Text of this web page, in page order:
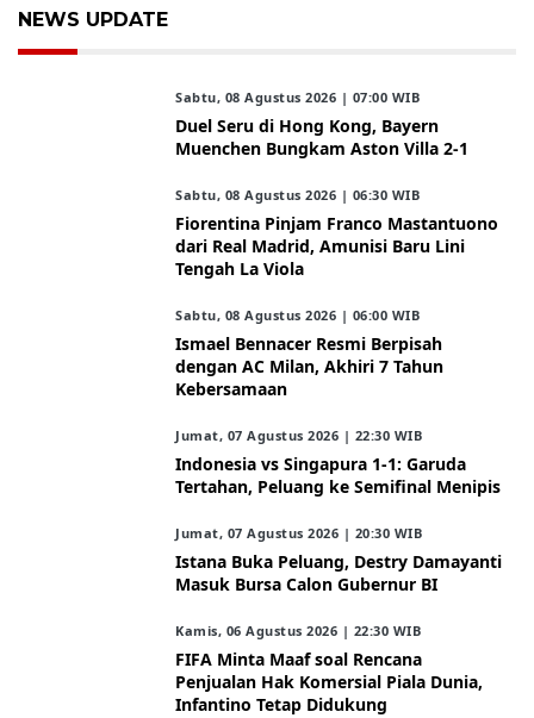
NEWS UPDATE
Sabtu, 08 Agustus 2026 | 07:00 WIB
Duel Seru di Hong Kong, Bayern
Muenchen Bungkam Aston Villa 2-1
Sabtu, 08 Agustus 2026 | 06:30 WIB
Fiorentina Pinjam Franco Mastantuono
dari Real Madrid, Amunisi Baru Lini
Tengah La Viola
Sabtu, 08 Agustus 2026 | 06:00 WIB
Ismael Bennacer Resmi Berpisah
dengan AC Milan, Akhiri 7 Tahun
Kebersamaan
Jumat, 07 Agustus 2026 | 22:30 WIB
Indonesia vs Singapura 1-1: Garuda
Tertahan, Peluang ke Semifinal Menipis
Jumat, 07 Agustus 2026 | 20:30 WIB
Istana Buka Peluang, Destry Damayanti
Masuk Bursa Calon Gubernur BI
Kamis, 06 Agustus 2026 | 22:30 WIB
FIFA Minta Maaf soal Rencana
Penjualan Hak Komersial Piala Dunia,
Infantino Tetap Didukung